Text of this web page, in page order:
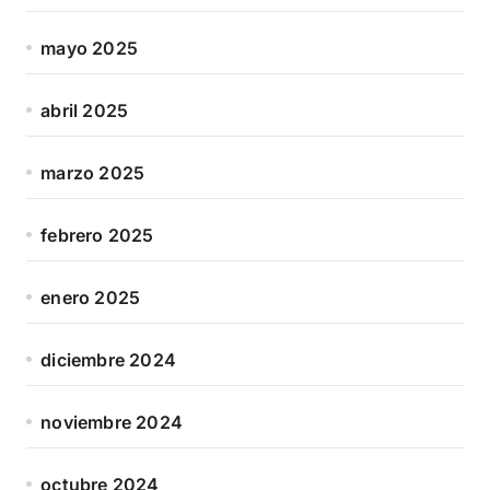
mayo 2025
abril 2025
marzo 2025
febrero 2025
enero 2025
diciembre 2024
noviembre 2024
octubre 2024